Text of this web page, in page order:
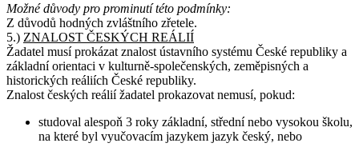
Možné důvody pro prominutí této podmínky:
Z důvodů hodných zvláštního zřetele.
5.) ZNALOST ČESKÝCH REÁLIÍ
Žadatel musí prokázat znalost ústavního systému České republiky a
základní orientaci v kulturně-společenských, zeměpisných a
historických reáliích České republiky.
Znalost českých reálií žadatel prokazovat nemusí, pokud:
studoval alespoň 3 roky základní, střední nebo vysokou školu,
na které byl vyučovacím jazykem jazyk český, nebo